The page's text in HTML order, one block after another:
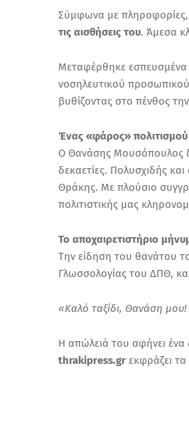
Σύμφωνα με πληροφορίες,
τις αισθήσεις του. Άμεσα
Μεταφέρθηκε εσπευσμένα
νοσηλευτικού
βυθίζοντας στο πένθος
Ένας «φάρος» πολιτισμού
Ο Θανάσης Μουσόπουλος
δεκαετίες. Πολυσχιδής
Θράκης. Με πλούσιο
πολιτιστικής μας
Το αποχαιρετιστήριο
Την είδηση του θανάτου
Γλωσσολογίας του ΔΠΘ, κα
«Καλό ταξίδι, Θανάση
Η απώλειά του αφήνει
thrakipress.gr εκφράζει